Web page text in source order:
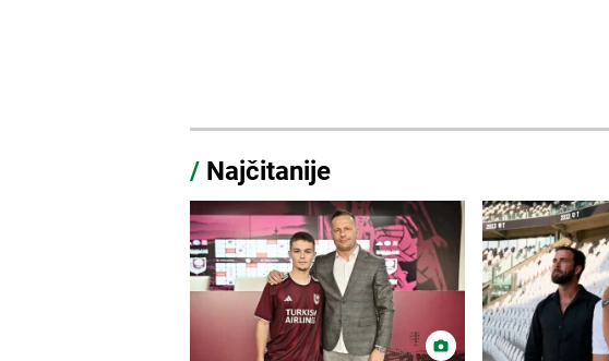
/ Najčitanije